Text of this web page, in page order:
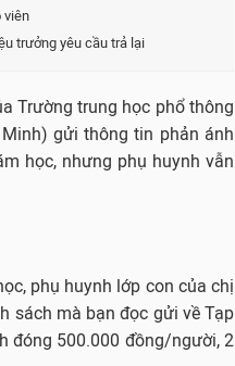
viên
trưởng yêu cầu trả lại
Trường trung học phổ thông
gửi thông tin phản ánh
học, nhưng phụ huynh vẫn
phụ huynh lớp con của chị
sách mà bạn đọc gửi về Tạp
đóng 500.000 đồng/người, 2